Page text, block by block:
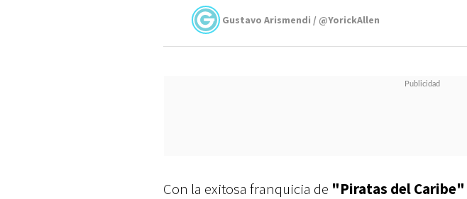
Gustavo Arismendi / @YorickAllen
Con la exitosa franquicia de "Piratas del Caribe"